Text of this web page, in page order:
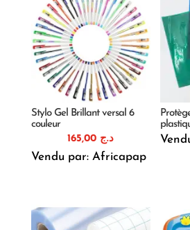
Stylo Gel Brillant versal 6
couleur
د.ج
Vendu par: Africapap